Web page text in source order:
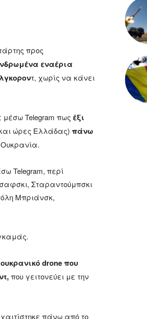
προς
εναέρια
τ, χωρίς να κάνει
Telegram πως έξι
ώρες Ελλάδας) πάνω
Ουκρανία.
Telegram, περί
Σταραντούμπσκι
Μπριάνσκ,
drone που
που γειτονεύει με την
πάνω από το